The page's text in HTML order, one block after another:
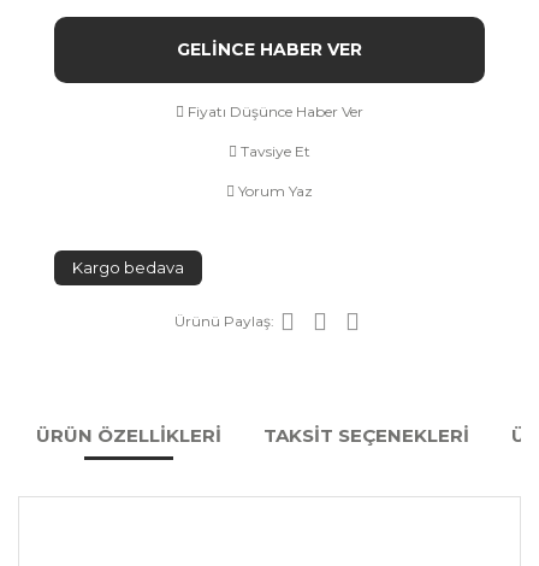
GELİNCE HABER VER
Fiyatı Düşünce Haber Ver
Tavsiye Et
Yorum Yaz
Kargo bedava
Ürünü Paylaş:
ÜRÜN ÖZELLİKLERİ TAKSİT SEÇENEKLERİ